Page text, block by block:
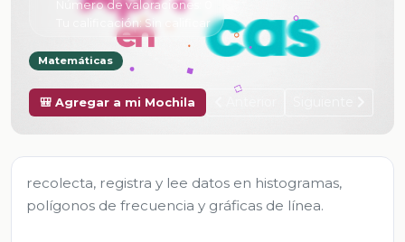
Número de valoraciones:
Tu calificación:Sin calificar
Matemáticas
🎒 Agregar a mi Mochila
recolecta, registra y lee datos en histogramas,
polígonos de frecuencia y gráficas de línea.